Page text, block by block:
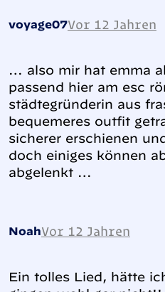
voyage07Vor 12 Jahren
… also mir hat emma
passend hier am esc
städtegründerin aus
bequemeres outfit
sicherer erschienen
doch einiges können
abgelenkt …
NoahVor 12 Jahren
Ein tolles Lied, hätte